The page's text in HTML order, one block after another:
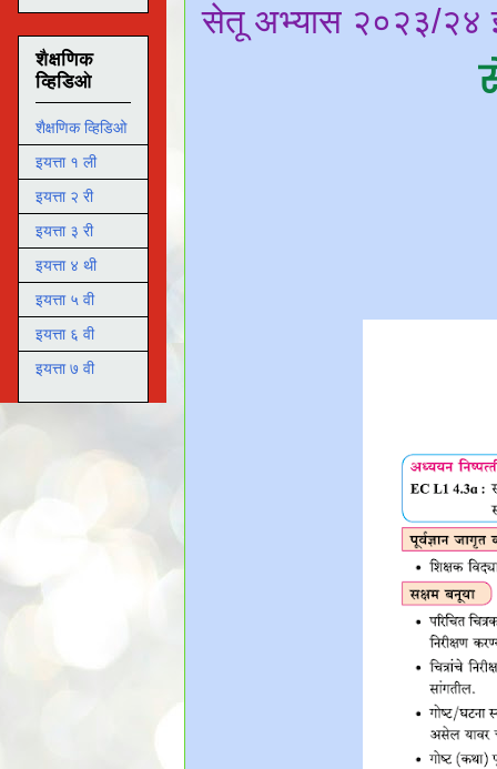
सेतू अभ्यास २०२३/२४
शैक्षणिक
व्हिडिओ
शैक्षणिक व्हिडिओ
इयत्ता १ ली
इयत्ता २ री
इयत्ता ३ री
इयत्ता ४ थी
इयत्ता ५ वी
इयत्ता ६ वी
इयत्ता ७ वी